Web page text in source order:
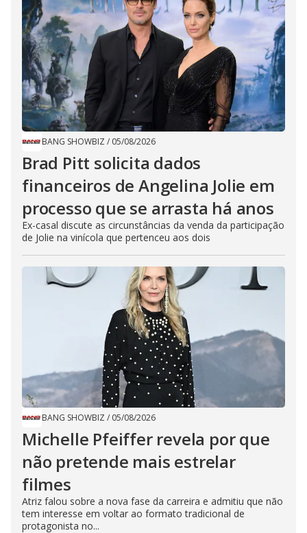
BANG SHOWBIZ / 05/08/2026
Brad Pitt solicita dados
financeiros de Angelina Jolie em
processo que se arrasta há anos
Ex-casal discute as circunstâncias da venda da participação
de Jolie na vinícola que pertenceu aos dois
BANG SHOWBIZ / 05/08/2026
Michelle Pfeiffer revela por que
não pretende mais estrelar
filmes
Atriz falou sobre a nova fase da carreira e admitiu que não
tem interesse em voltar ao formato tradicional de
protagonista no...